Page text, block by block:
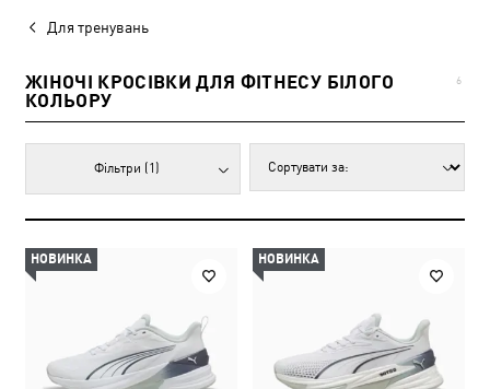
Для тренувань
ЖІНОЧІ КРОСІВКИ ДЛЯ ФІТНЕСУ БІЛОГО
КОЛЬОРУ
6
Фільтри (1)
НОВИНКА НОВИНКА